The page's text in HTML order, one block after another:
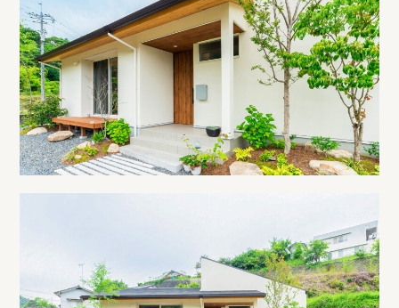
リフォームのお問い合わせ